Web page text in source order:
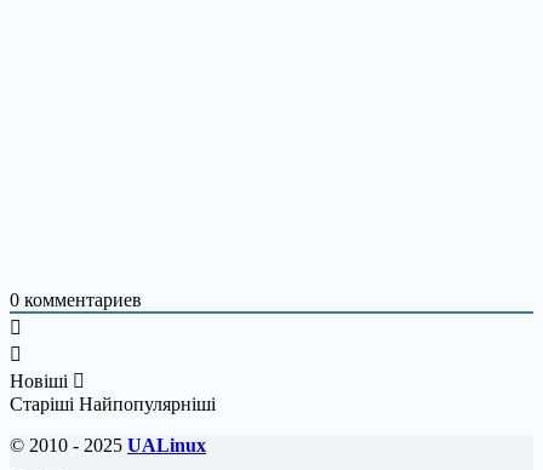
0 комментариев
Новіші
Старіші Найпопулярніші
© 2010 - 2025 UALinux